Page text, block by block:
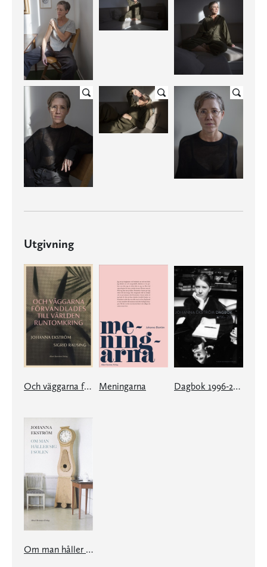
Utgivning
Och väggarna förvandlades till världen runtomkring Meningarna Dagbok 1996-2002
Om man håller sig i solen